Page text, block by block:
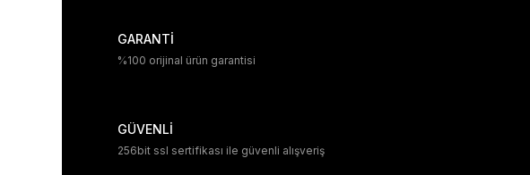
GARANTİ
%100 orijinal ürün garantisi
GÜVENLİ
256bit ssl sertifikası ile güvenli alışveriş